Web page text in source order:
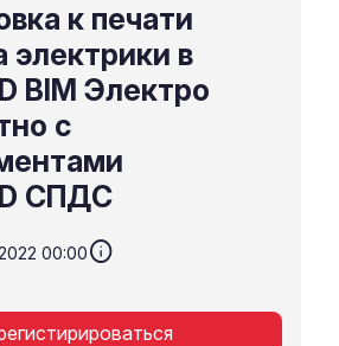
к печати
электрики в
BIM Электро
с
СПДС
00:00info